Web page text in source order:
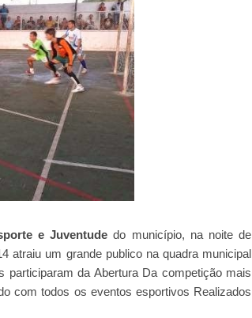
e Juventude do município, na noite de
atraiu um grande publico na quadra municipal
participaram da Abertura Da competição mais
com todos os eventos esportivos Realizados